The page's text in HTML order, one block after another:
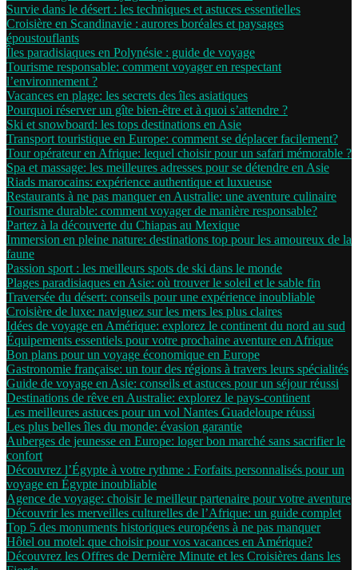
Survie dans le désert : les techniques et astuces essentielles
Croisière en Scandinavie : aurores boréales et paysages
époustouflants
Îles paradisiaques en Polynésie : guide de voyage
Tourisme responsable: comment voyager en respectant
l’environnement ?
Vacances en plage: les secrets des îles asiatiques
Pourquoi réserver un gîte bien-être et à quoi s’attendre ?
Ski et snowboard: les tops destinations en Asie
Transport touristique en Europe: comment se déplacer facilement?
Tour opérateur en Afrique: lequel choisir pour un safari mémorable ?
Spa et massage: les meilleures adresses pour se détendre en Asie
Riads marocains: expérience authentique et luxueuse
Restaurants à ne pas manquer en Australie: une aventure culinaire
Tourisme durable: comment voyager de manière responsable?
Partez à la découverte du Chiapas au Mexique
Immersion en pleine nature: destinations top pour les amoureux de la
faune
Passion sport : les meilleurs spots de ski dans le monde
Plages paradisiaques en Asie: où trouver le soleil et le sable fin
Traversée du désert: conseils pour une expérience inoubliable
Croisière de luxe: naviguez sur les mers les plus claires
Idées de voyage en Amérique: explorez le continent du nord au sud
Équipements essentiels pour votre prochaine aventure en Afrique
Bon plans pour un voyage économique en Europe
Gastronomie française: un tour des régions à travers leurs spécialités
Guide de voyage en Asie: conseils et astuces pour un séjour réussi
Destinations de rêve en Australie: explorez le pays-continent
Les meilleures astuces pour un vol Nantes Guadeloupe réussi
Les plus belles îles du monde: évasion garantie
Auberges de jeunesse en Europe: loger bon marché sans sacrifier le
confort
Découvrez l’Égypte à votre rythme : Forfaits personnalisés pour un
voyage en Égypte inoubliable
Agence de voyage: choisir le meilleur partenaire pour votre aventure
Découvrir les merveilles culturelles de l’Afrique: un guide complet
Top 5 des monuments historiques européens à ne pas manquer
Hôtel ou motel: que choisir pour vos vacances en Amérique?
Découvrez les Offres de Dernière Minute et les Croisières dans les